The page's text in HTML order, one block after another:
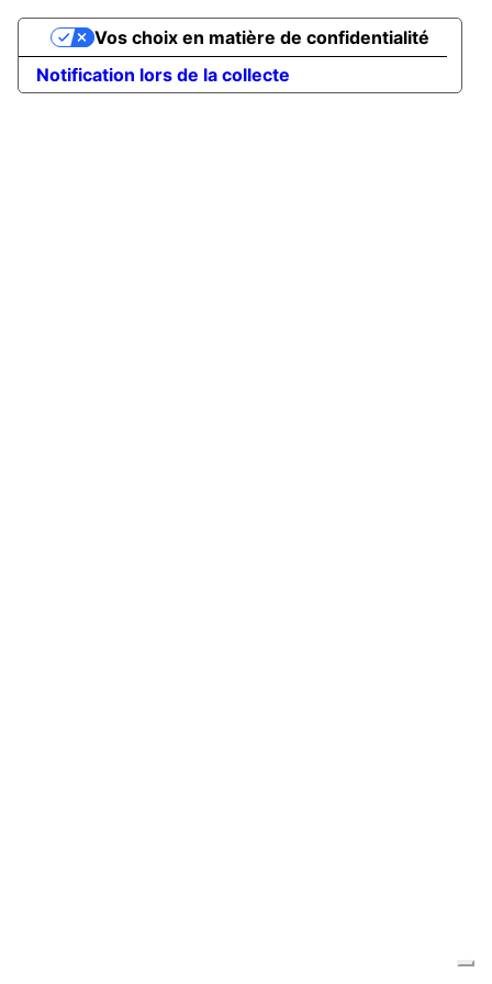
Notification lors de la collecte
Vos choix en matière de confidentialité